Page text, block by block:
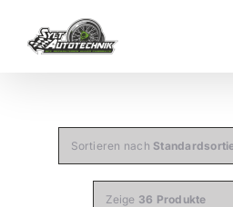
Inhalt
springen
Sortieren nach
Zeige 36 Produkte